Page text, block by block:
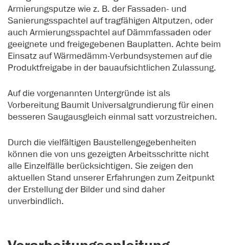
Armierungsputze wie z. B. der Fassaden- und
Sanierungsspachtel auf tragfähigen Altputzen, oder
auch Armierungsspachtel auf Dämmfassaden oder
geeignete und freigegebenen Bauplatten. Achte beim
Einsatz auf Wärmedämm-Verbundsystemen auf die
Produktfreigabe in der bauaufsichtlichen Zulassung.
Auf die vorgenannten Untergründe ist als
Vorbereitung Baumit Universalgrundierung für einen
besseren Saugausgleich einmal satt vorzustreichen.
Durch die vielfältigen Baustellengegebenheiten
können die von uns gezeigten Arbeitsschritte nicht
alle Einzelfälle berücksichtigen. Sie zeigen den
aktuellen Stand unserer Erfahrungen zum Zeitpunkt
der Erstellung der Bilder und sind daher
unverbindlich.